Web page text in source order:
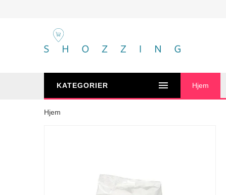
KATEGORIER Hjem
Hjem